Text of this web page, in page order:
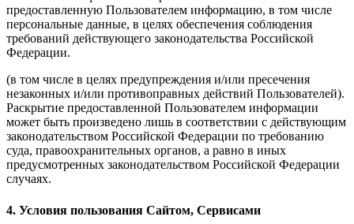
предоставленную Пользователем информацию, в том числе
персональные данные, в целях обеспечения соблюдения
требований действующего законодательства Российской
Федерации.
(в том числе в целях предупреждения и/или пресечения
незаконных и/или противоправных действий Пользователей).
Раскрытие предоставленной Пользователем информации
может быть произведено лишь в соответствии с действующим
законодательством Российской Федерации по требованию
суда, правоохранительных органов, а равно в иных
предусмотренных законодательством Российской Федерации
случаях.
4. Условия пользования Сайтом, Сервисами